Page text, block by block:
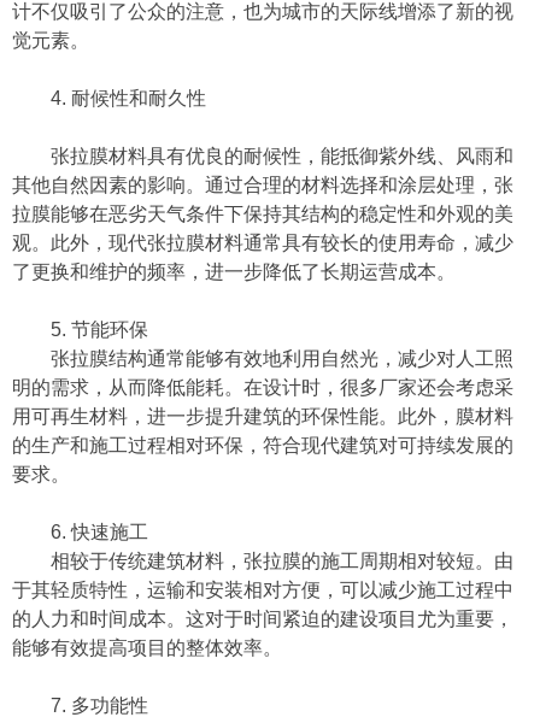
计不仅吸引了公众的注意，也为城市的天际线增添了新的视
觉元素。
4. 耐候性和耐久性
张拉膜材料具有优良的耐候性，能抵御紫外线、风雨和
其他自然因素的影响。通过合理的材料选择和涂层处理，张
拉膜能够在恶劣天气条件下保持其结构的稳定性和外观的美
观。此外，现代张拉膜材料通常具有较长的使用寿命，减少
了更换和维护的频率，进一步降低了长期运营成本。
5. 节能环保
张拉膜结构通常能够有效地利用自然光，减少对人工照
明的需求，从而降低能耗。在设计时，很多厂家还会考虑采
用可再生材料，进一步提升建筑的环保性能。此外，膜材料
的生产和施工过程相对环保，符合现代建筑对可持续发展的
要求。
6. 快速施工
相较于传统建筑材料，张拉膜的施工周期相对较短。由
于其轻质特性，运输和安装相对方便，可以减少施工过程中
的人力和时间成本。这对于时间紧迫的建设项目尤为重要，
能够有效提高项目的整体效率。
7. 多功能性